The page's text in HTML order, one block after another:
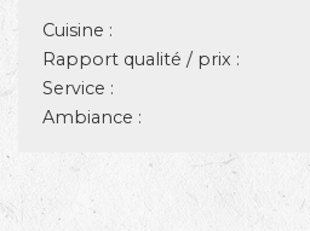
Cuisine :
Rapport qualité / prix :
Service :
Ambiance :